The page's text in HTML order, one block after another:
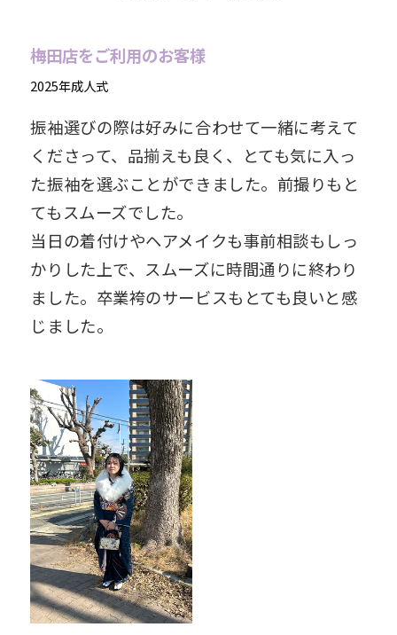
梅田店をご利用のお客様
2025年成人式
振袖選びの際は好みに合わせて一緒に考えて
くださって、品揃えも良く、とても気に入っ
た振袖を選ぶことができました。前撮りもと
てもスムーズでした。
当日の着付けやヘアメイクも事前相談もしっ
かりした上で、スムーズに時間通りに終わり
ました。卒業袴のサービスもとても良いと感
じました。